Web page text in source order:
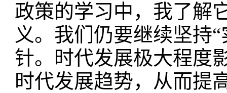
政策的学习中，我了解
义。我们仍要继续坚持
针。时代发展极大程度
时代发展趋势，从而提